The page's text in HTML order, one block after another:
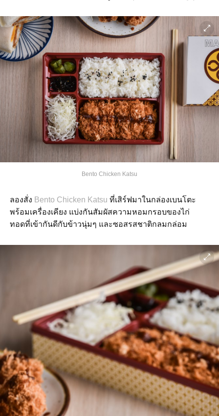
Bento Chicken Katsu
ลองสั่ง Bento Chicken Katsu ที่เสิร์ฟมาในกล่องเบนโตะ
พร้อมเครื่องเคียง แบ่งกันสัมผัสความหอมกรอบของไก่
ทอดที่เข้ากันดีกับข้าวนุ่มๆ และซอสรสชาติกลมกล่อม